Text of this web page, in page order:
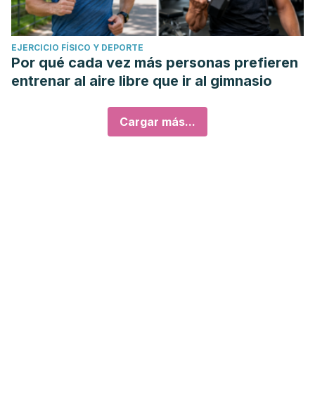
EJERCICIO FÍSICO Y DEPORTE
Por qué cada vez más personas prefieren
entrenar al aire libre que ir al gimnasio
Cargar más...